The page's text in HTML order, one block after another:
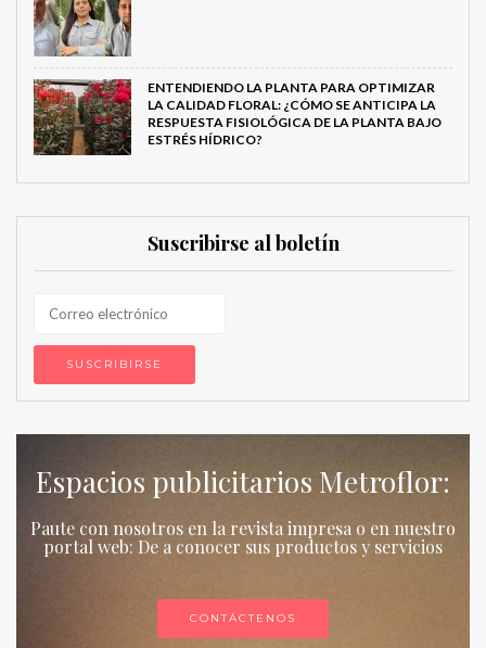
ENTENDIENDO LA PLANTA PARA OPTIMIZAR
LA CALIDAD FLORAL: ¿CÓMO SE ANTICIPA LA
RESPUESTA FISIOLÓGICA DE LA PLANTA BAJO
ESTRÉS HÍDRICO?
Suscribirse al boletín
Espacios publicitarios Metroflor:
Paute con nosotros en la revista impresa o en nuestro
portal web: De a conocer sus productos y servicios
CONTÁCTENOS